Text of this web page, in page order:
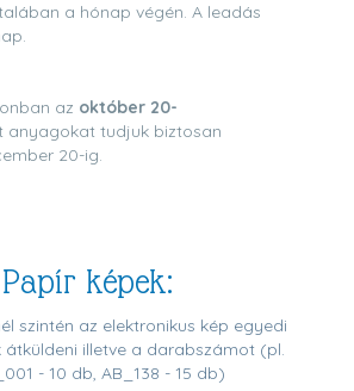
a hónap végén. A leadás
az október 20-
anyagokat tudjuk biztosan
20-ig.
Papír képek:
szintén az elektronikus kép egyedi
átküldeni illetve a darabszámot (pl.
- 10 db, AB_138 - 15 db)